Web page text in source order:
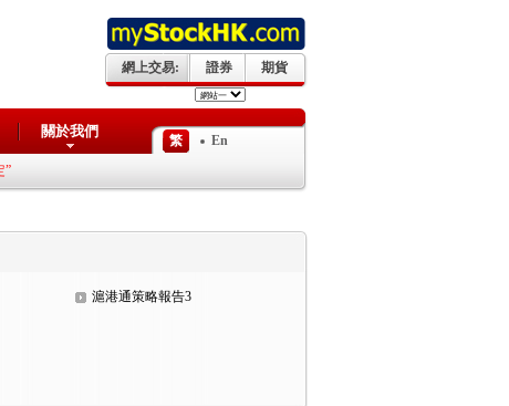
網上交易: 證券 期貨
關於我們
繁
En
滬港通策略報告3